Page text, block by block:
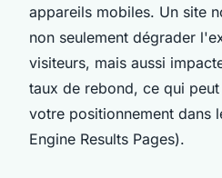
appareils mobiles. Un site
non seulement dégrader
visiteurs, mais aussi
taux de rebond, ce qui
votre positionnement dans
Engine Results Pages).